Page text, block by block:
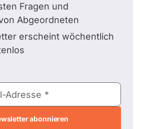
Fragen und
Abgeordneten
erscheint wöchentlich
Adresse